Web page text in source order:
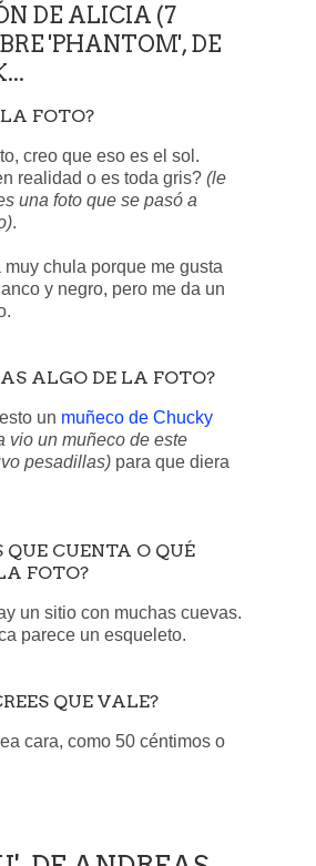
DE ALICIA (7
'PHANTOM', DE
FOTO?
creo que eso es el sol.
realidad o es toda gris? (le
una foto que se pasó a
.
chula porque me gusta
y negro, pero me da un
ALGO DE LA FOTO?
un muñeco de Chucky
vio un muñeco de este
pesadillas) para que diera
QUE CUENTA O QUÉ
FOTO?
un sitio con muchas cuevas.
parece un esqueleto.
QUE VALE?
cara, como 50 céntimos o